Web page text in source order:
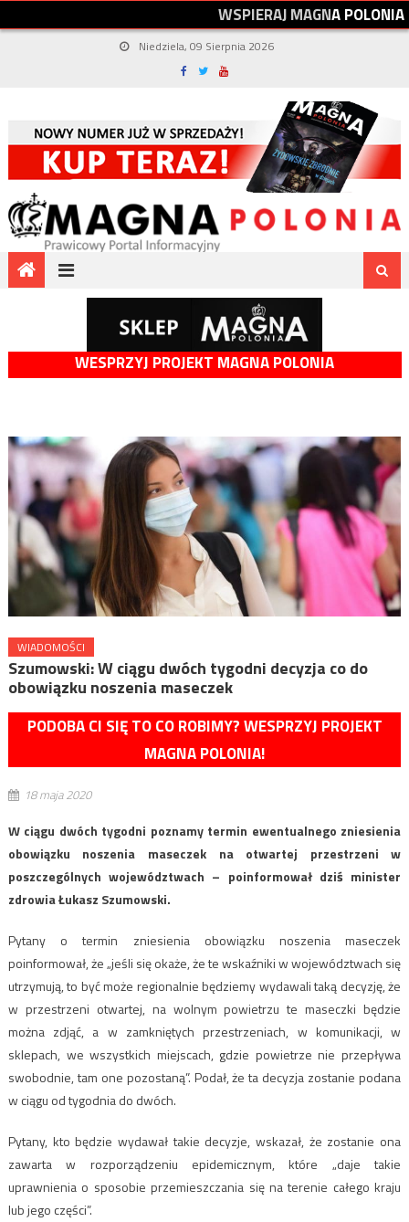
WSPIERAJMAGNAPOLONIA
Niedziela, 09 Sierpnia 2026
WESPRZYJ PROJEKT MAGNA POLONIA
WIADOMOŚCI
Szumowski: W ciągu dwóch tygodni decyzja co do
obowiązku noszenia maseczek
PODOBA CI SIĘ TO CO ROBIMY? WESPRZYJ PROJEKT
MAGNA POLONIA!
18 maja 2020
W ciągu dwóch tygodni poznamy termin ewentualnego zniesienia
obowiązku noszenia maseczek na otwartej przestrzeni w
poszczególnych województwach – poinformował dziś minister
zdrowia Łukasz Szumowski.
Pytany o termin zniesienia obowiązku noszenia maseczek
poinformował, że „jeśli się okaże, że te wskaźniki w województwach się
utrzymują, to być może regionalnie będziemy wydawali taką decyzję, że
w przestrzeni otwartej, na wolnym powietrzu te maseczki będzie
można zdjąć, a w zamkniętych przestrzeniach, w komunikacji, w
sklepach, we wszystkich miejscach, gdzie powietrze nie przepływa
swobodnie, tam one pozostaną”. Podał, że ta decyzja zostanie podana
w ciągu od tygodnia do dwóch.
Pytany, kto będzie wydawał takie decyzje, wskazał, że zostanie ona
zawarta w rozporządzeniu epidemicznym, które „daje takie
uprawnienia o sposobie przemieszczania się na terenie całego kraju
lub jego części”.